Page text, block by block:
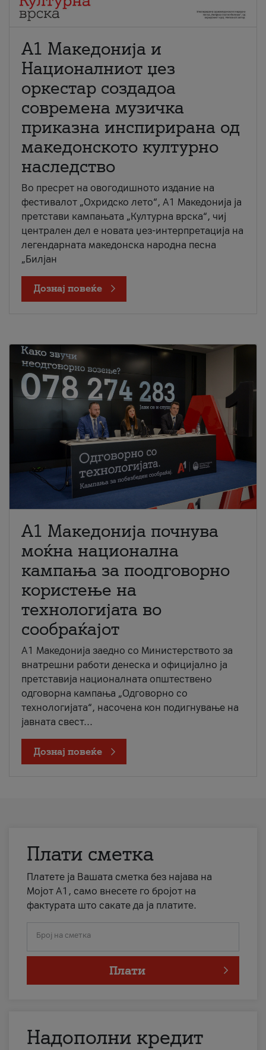
А1 Македонија и
Националниот џез
оркестар создадоа
современа музичка
приказна инспирирана од
македонското културно
наследство
Во пресрет на овогодишното издание на
фестивалот „Охридско лето“, А1 Македонија ја
претстави кампањата „Културна врска“, чиј
централен дел е новата џез-интерпретација на
легендарната македонска народна песна
„Билјан
Дознај повеќе
A1 Македонија почнува
моќна национална
кампања за поодговорно
користење на
технологијата во
сообраќајот
A1 Македонија заедно со Министерството за
внатрешни работи денеска и официјално ја
претставија националната општествено
одговорна кампања „Одговорно со
технологијата“, насочена кон подигнување на
јавната свест...
Дознај повеќе
Плати сметка
Платете ја Вашата сметка без најава на
Мојот А1, само внесете го бројот на
фактурата што сакате да ја платите.
Број на сметка
Плати
Надополни кредит